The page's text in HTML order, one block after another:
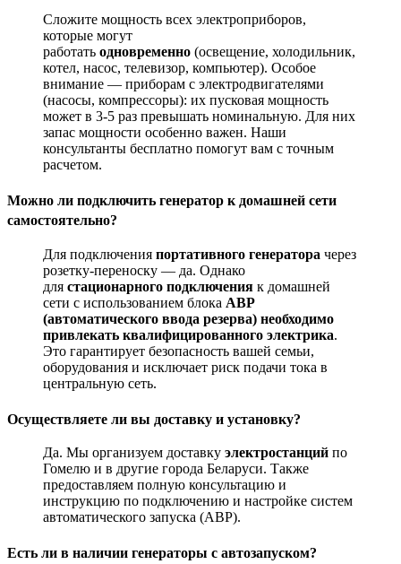
Сложите мощность всех электроприборов,
которые могут
работать одновременно (освещение, холодильник,
котел, насос, телевизор, компьютер). Особое
внимание — приборам с электродвигателями
(насосы, компрессоры): их пусковая мощность
может в 3-5 раз превышать номинальную. Для них
запас мощности особенно важен. Наши
консультанты бесплатно помогут вам с точным
расчетом.
Можно ли подключить генератор к домашней сети
самостоятельно?
Для подключения портативного генератора через
розетку-переноску — да. Однако
для стационарного подключения к домашней
сети с использованием блока АВР
(автоматического ввода резерва) необходимо
привлекать квалифицированного электрика.
Это гарантирует безопасность вашей семьи,
оборудования и исключает риск подачи тока в
центральную сеть.
Осуществляете ли вы доставку и установку?
Да. Мы организуем доставку электростанций по
Гомелю и в другие города Беларуси. Также
предоставляем полную консультацию и
инструкцию по подключению и настройке систем
автоматического запуска (АВР).
Есть ли в наличии генераторы с автозапуском?